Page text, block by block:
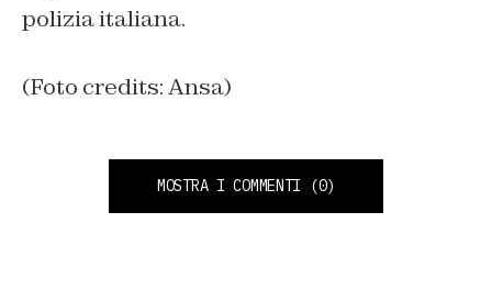
polizia italiana.
(Foto credits: Ansa)
MOSTRA I COMMENTI (0)